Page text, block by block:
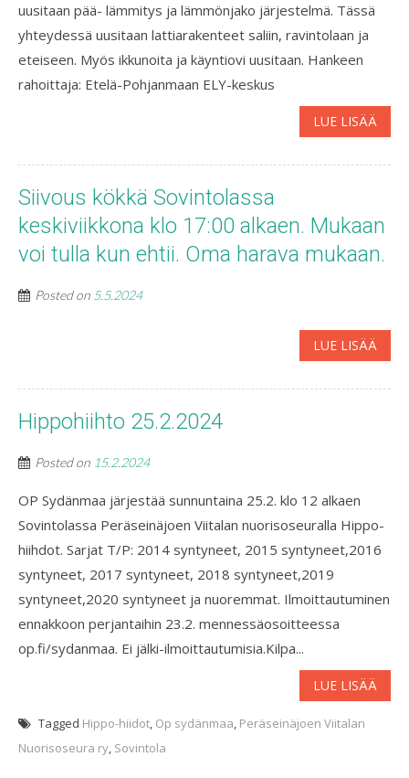
uusitaan pää- lämmitys ja lämmönjako järjestelmä. Tässä
yhteydessä uusitaan lattiarakenteet saliin, ravintolaan ja
eteiseen. Myös ikkunoita ja käyntiovi uusitaan. Hankeen
rahoittaja: Etelä-Pohjanmaan ELY-keskus
LUE LISÄÄ
Siivous kökkä Sovintolassa
keskiviikkona klo 17:00 alkaen. Mukaan
voi tulla kun ehtii. Oma harava mukaan.
Posted on 5.5.2024
LUE LISÄÄ
Hippohiihto 25.2.2024
Posted on 15.2.2024
OP Sydänmaa järjestää sunnuntaina 25.2. klo 12 alkaen
Sovintolassa Peräseinäjoen Viitalan nuorisoseuralla Hippo-
hiihdot. Sarjat T/P: 2014 syntyneet, 2015 syntyneet,2016
syntyneet, 2017 syntyneet, 2018 syntyneet,2019
syntyneet,2020 syntyneet ja nuoremmat. Ilmoittautuminen
ennakkoon perjantaihin 23.2. mennessäosoitteessa
op.fi/sydanmaa. Ei jälki-ilmoittautumisia.Kilpa...
LUE LISÄÄ
Tagged Hippo-hiidot, Op sydänmaa, Peräseinäjoen Viitalan
Nuorisoseura ry, Sovintola